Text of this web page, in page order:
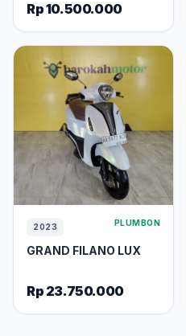
Rp 10.500.000
2023 PLUMBON
GRAND FILANO LUX
Rp 23.750.000